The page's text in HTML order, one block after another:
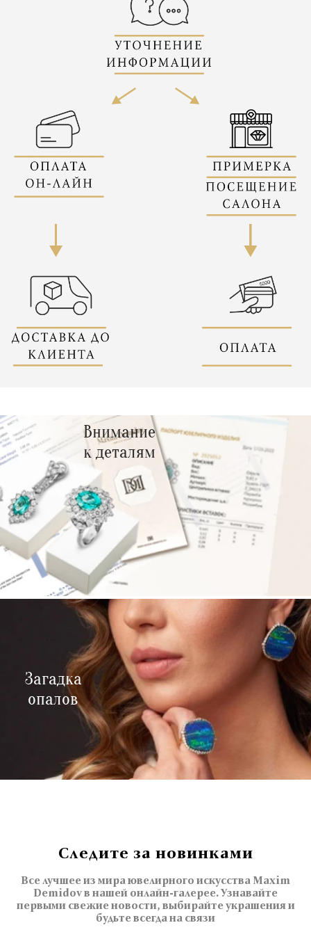
Внимание
к деталям
Загадка
опалов
Следите за новинками
Все лучшее из мира ювелирного искусства Maxim
Demidov в нашей онлайн-галерее. Узнавайте
первыми свежие новости, выбирайте украшения и
будьте всегда на связи